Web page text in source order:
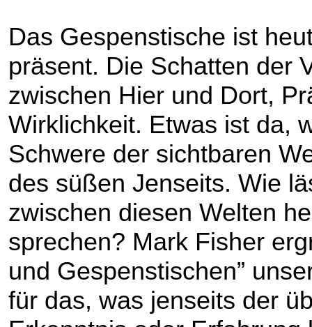
Das Gespenstische ist
präsent. Die Schatten der
zwischen Hier und Dort,
Wirklichkeit. Etwas ist da,
Schwere der sichtbaren
des süßen Jenseits. Wie
zwischen diesen Welten
sprechen? Mark Fisher
und Gespenstischen”
für das, was jenseits der